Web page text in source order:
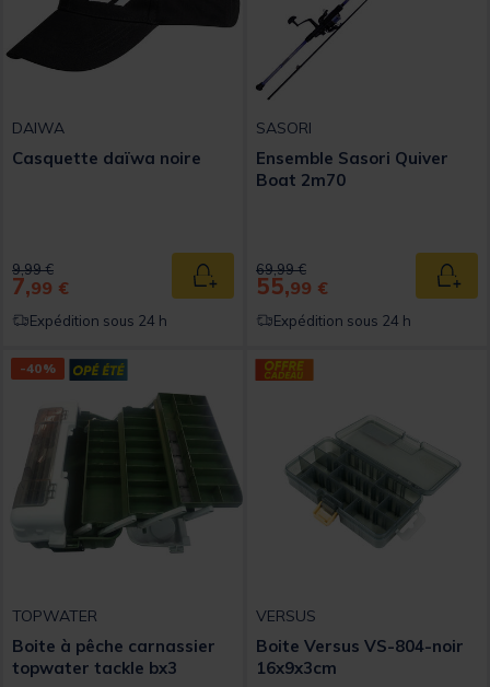
DAIWA
Casquette daïwa noire
Price reduced from
9,99 €to
7,99 € Ajouter au panier
Expédition sous 24 h
SASORI
Ensemble Sasori Quiver
Boat 2m70
Price reduced from
69,99 €to
55,99 €
Expédition sous 24 h
-40%
TOPWATER
Boite à pêche carnassier
topwater tackle bx3
VERSUS
Boite Versus VS-804-noir
16x9x3cm